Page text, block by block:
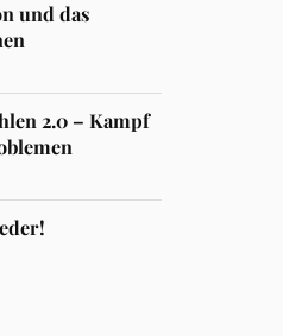
und das
2.0 – Kampf